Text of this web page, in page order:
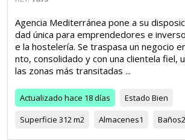
Agencia Mediterránea pone a su
dad única para emprendedores e
e la hostelería. Se traspasa un negocio
nto, consolidado y con una clientela fiel,
las zonas más transitadas ...
Actualizado hace 18 días Estado Bien
Superficie 312 m2 Almacenes1 Baños2